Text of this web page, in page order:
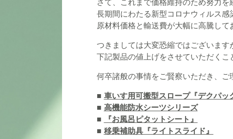
さて、これまで価格維持のため努力を
長期間にわたる新型コロナウィルス感
原材料価格と輸送費が大幅に高騰して
つきましては大変恐縮ではございます
下記製品の値上げをさせていただくこ
何卒諸般の事情をご賢察いただき、ご
■ 車いす用可搬型スロープ『デクパッ
■ 高機能防水シーツシリーズ
■
『お風呂ピタットシート』
■ 移乗補助具『ライトスライド』